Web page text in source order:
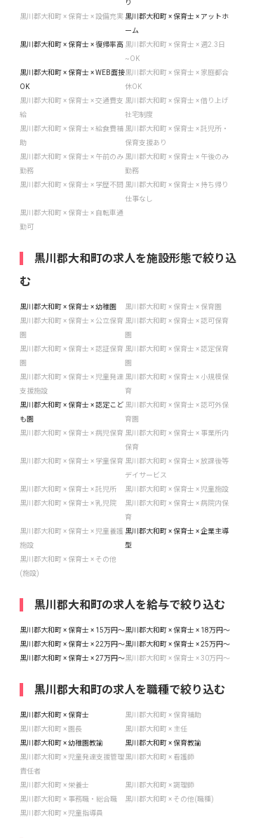
り
黒川郡大和町 × 保育士 × 設備充実 黒川郡大和町 × 保育士 × アットホ
ーム
黒川郡大和町 × 保育士 × 復帰率高 黒川郡大和町 × 保育士 × 週2.3日
~OK
黒川郡大和町 × 保育士 × WEB面接
OK
黒川郡大和町 × 保育士 × 家庭都合
休OK
黒川郡大和町 × 保育士 × 交通費支
給
黒川郡大和町 × 保育士 × 借り上げ
社宅制度
黒川郡大和町 × 保育士 × 給食費補
助
黒川郡大和町 × 保育士 × 託児所・
保育支援あり
黒川郡大和町 × 保育士 × 午前のみ
勤務
黒川郡大和町 × 保育士 × 午後のみ
勤務
黒川郡大和町 × 保育士 × 学歴不問 黒川郡大和町 × 保育士 × 持ち帰り
仕事なし
黒川郡大和町 × 保育士 × 自転車通
勤可
黒川郡大和町の求人を施設形態で絞り込
む
黒川郡大和町 × 保育士 × 幼稚園
黒川郡大和町 × 保育士 × 保育園
黒川郡大和町 × 保育士 × 公立保育
園
黒川郡大和町 × 保育士 × 認可保育
園
黒川郡大和町 × 保育士 × 認証保育
園
黒川郡大和町 × 保育士 × 認定保育
園
黒川郡大和町 × 保育士 × 児童発達
支援施設
黒川郡大和町 × 保育士 × 小規模保
育
黒川郡大和町 × 保育士 × 認定こど
も園
黒川郡大和町 × 保育士 × 認可外保
育園
黒川郡大和町 × 保育士 × 病児保育 黒川郡大和町 × 保育士 × 事業所内
保育
黒川郡大和町 × 保育士 × 学童保育 黒川郡大和町 × 保育士 × 放課後等
デイサービス
黒川郡大和町 × 保育士 × 託児所
黒川郡大和町 × 保育士 × 児童施設
黒川郡大和町 × 保育士 × 乳児院
黒川郡大和町 × 保育士 × 病院内保
育
黒川郡大和町 × 保育士 × 児童養護
施設
黒川郡大和町 × 保育士 × 企業主導
型
黒川郡大和町 × 保育士 × その他
(施設)
黒川郡大和町の求人を給与で絞り込む
黒川郡大和町 × 保育士 × 15万円〜黒川郡大和町 × 保育士 × 18万円〜
黒川郡大和町 × 保育士 × 22万円〜黒川郡大和町 × 保育士 × 25万円〜
黒川郡大和町 × 保育士 × 27万円〜黒川郡大和町 × 保育士 × 30万円〜
黒川郡大和町の求人を職種で絞り込む
黒川郡大和町 × 保育士
黒川郡大和町 × 保育補助
黒川郡大和町 × 園長
黒川郡大和町 × 主任
黒川郡大和町 × 幼稚園教諭
黒川郡大和町 × 保育教諭
黒川郡大和町 × 児童発達支援管理
責任者
黒川郡大和町 × 看護師
黒川郡大和町 × 栄養士
黒川郡大和町 × 調理師
黒川郡大和町 × 事務職・総合職
黒川郡大和町 × その他(職種)
黒川郡大和町 × 児童指導員